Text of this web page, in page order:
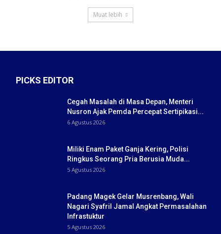
Muat lebih
PICKS EDITOR
Cegah Masalah di Masa Depan, Menteri
Nusron Ajak Pemda Percepat Sertipikasi...
6 Agustus 2026
Miliki Enam Paket Ganja Kering, Polisi
Ringkus Seorang Pria Berusia Muda...
5 Agustus 2026
Padang Magek Gelar Musrenbang, Wali
Nagari Syafril Jamal Angkat Permasalahan
Infrastuktur
5 Agustus 2026